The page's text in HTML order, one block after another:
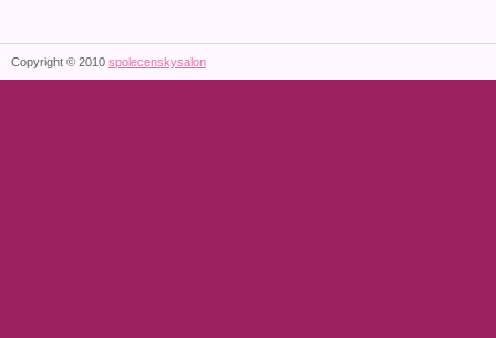
Copyright © 2010 spolecenskysalon